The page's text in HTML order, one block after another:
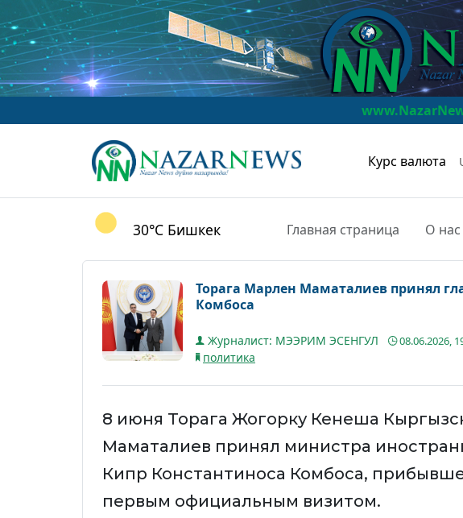
www.NazarNews.kg
Курс валюта
30°C Бишкек Главная страница О нас
Торага Марлен Маматалиев принял
Комбоса
Журналист: МЭЭРИМ ЭСЕНГУЛ 08.06.2026,
политика
8 июня Торага Жогорку Кенеша
Маматалиев принял министра
Кипр Константиноса Комбоса,
первым официальным визитом.